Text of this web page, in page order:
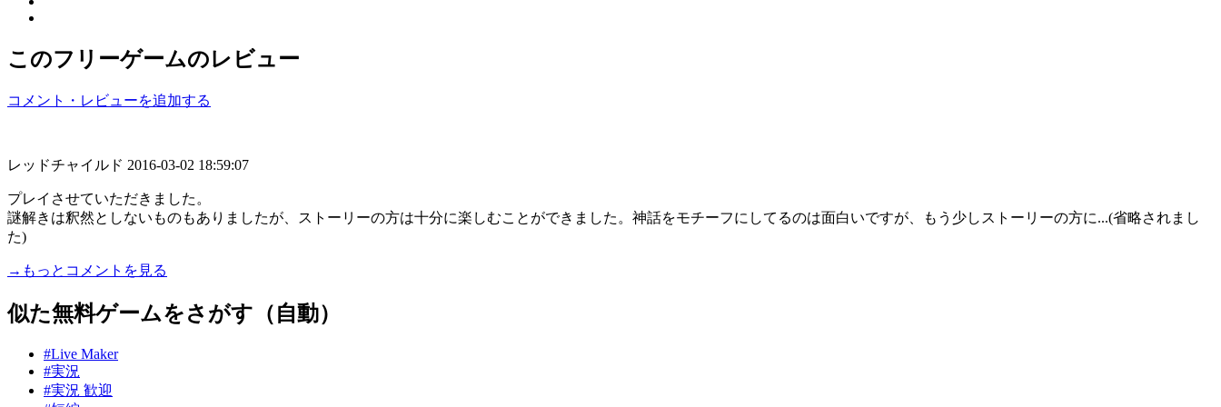
このフリーゲームのレビュー
コメント・レビューを追加する
レッドチャイルド 2016-03-02 18:59:07
プレイさせていただきました。
謎解きは釈然としないものもありましたが、ストーリーの方は十分に楽しむことができました。神話をモチーフにしてるのは面白いですが、もう少しストーリーの方に...(省略されまし
た)
→もっとコメントを見る
似た無料ゲームをさがす（自動）
#Live Maker
#実況
#実況 歓迎